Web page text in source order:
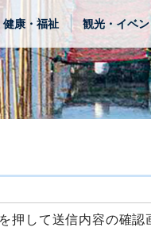
健康・福祉 観光・イベ
押して送信内容の確認